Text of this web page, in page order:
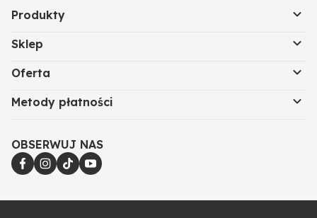
Produkty
Sklep
Oferta
Metody płatności
OBSERWUJ NAS